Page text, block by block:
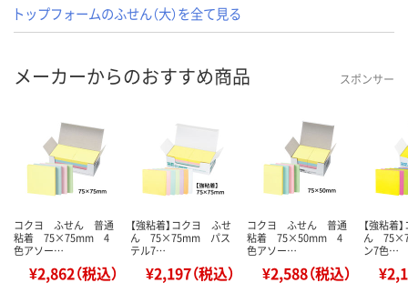
トップフォームのふせん（大）を全て見る
メーカーからのおすすめ商品 スポンサー
コクヨ ふせん 普通
粘着 75×75mm 4
色アソー…
¥2,862（税込）
【強粘着】コクヨ ふせ
ん 75×75mm パス
テル7…
¥2,197（税込）
コクヨ ふせん 普通
粘着 75×50mm 4
色アソー…
¥2,588（税込）
【強粘着
ん
ン7色…